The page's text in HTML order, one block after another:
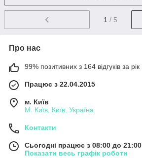
1 / 5
Про нас
99% позитивних з 164 відгуків за рік
Працює з 22.04.2015
м. Київ
М. Київ, Київ, Україна
Контакти
Сьогодні працює з 08:00 до 21:00
Показати весь графік роботи